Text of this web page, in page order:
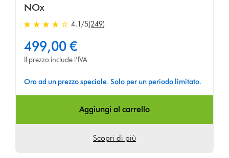
NOx
4.1
stelle
su
5
249
Ratings
4.1/5(249)
499,00 €
Il prezzo include l’IVA
Ora ad un prezzo speciale. Solo per un periodo limitato.
Aggiungi al carrello
Scopri di più